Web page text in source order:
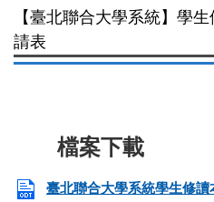
【臺北聯合大學系統】學
請表
臺北聯合大學系統學生修